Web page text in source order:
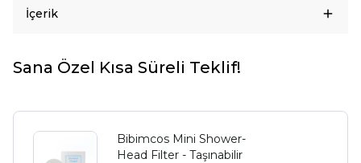
İçerik
Sana Özel Kısa Süreli Teklif!
Bibimcos Mini Shower-
Head Filter - Taşınabilir